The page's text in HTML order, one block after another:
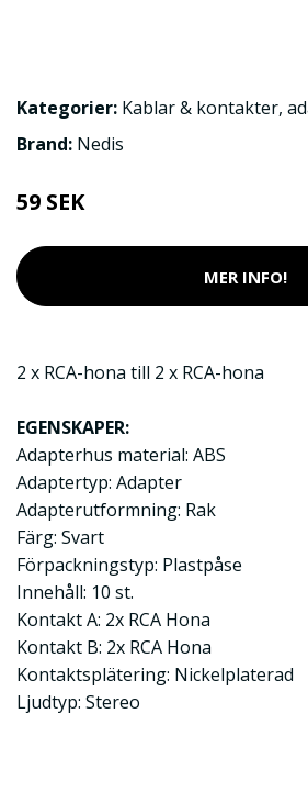
Kategorier: Kablar & kontakter,
Brand: Nedis
59 SEK
MER INFO!
2 x RCA-hona till 2 x RCA-hona
EGENSKAPER:
Adapterhus material: ABS
Adaptertyp: Adapter
Adapterutformning: Rak
Färg: Svart
Förpackningstyp: Plastpåse
Innehåll: 10 st.
Kontakt A: 2x RCA Hona
Kontakt B: 2x RCA Hona
Kontaktsplätering: Nickelplaterad
Ljudtyp: Stereo